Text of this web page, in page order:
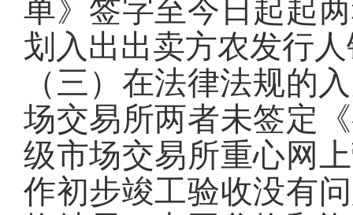
单》签字至今日起起
划入出出卖方农发行
（三）在法律法规的
场交易所两者未签定
级市场交易所重心网
作初步竣工验收没有